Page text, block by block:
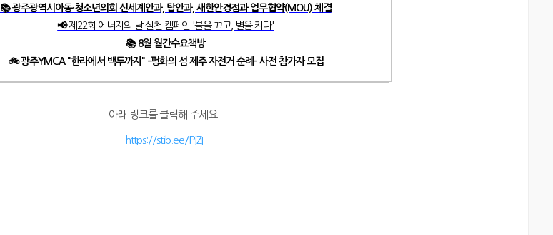
📚 광주광역시아동·청소년의회 신세계안과, 탑안과, 새한안경점과 업무협약(MOU) 체결
📢제22회 에너지의 날 실천 캠페인 '불을 끄고, 별을 켜다'
📚 8월 월간수요책방
🚲 광주YMCA "한라에서 백두까지" -평화의 섬 제주 자전거 순례- 사전 참가자 모집
아래 링크를 클릭해 주세요.
https://stib.ee/PjZI